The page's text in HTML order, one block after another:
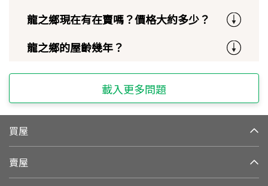
龍之鄉現在有在賣嗎？價格大約多少？
龍之鄉的屋齡幾年？
載入更多問題
買屋
賣屋